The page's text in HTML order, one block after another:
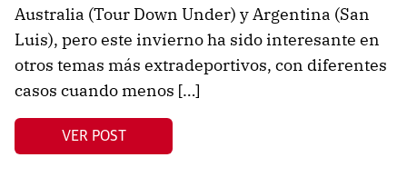
Australia (Tour Down Under) y Argentina (San
Luis), pero este invierno ha sido interesante en
otros temas más extradeportivos, con diferentes
casos cuando menos […]
VER POST